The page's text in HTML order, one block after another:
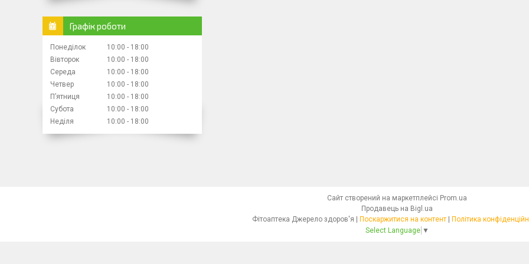
Графік роботи
Понеділок 10:00
18:00
Вівторок
10:00
18:00
Середа
10:00
18:00
Четвер
10:00
18:00
Пʼятниця
10:00
18:00
Субота
10:00
18:00
Неділя
10:00 18:00
Сайт створений на маркетплейсі Prom.ua
Продавець на Bigl.ua
Поскаржитися на контент
Політика
Select Language ▼